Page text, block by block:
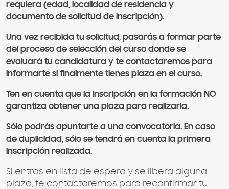
requiera (edad, localidad de residencia y
documento de solicitud de inscripción).
Una vez recibida tu solicitud, pasarás a formar parte
del proceso de selección del curso donde se
evaluará tu candidatura y te contactaremos para
informarte si finalmente tienes plaza en el curso.
Ten en cuenta que la inscripción en la formación NO
garantiza obtener una plaza para realizarla.
Sólo podrás apuntarte a una convocatoria. En caso
de duplicidad, sólo se tendrá en cuenta la primera
inscripción realizada.
Si entras en lista de espera y se libera alguna
plaza, te contactaremos para reconfirmar tu